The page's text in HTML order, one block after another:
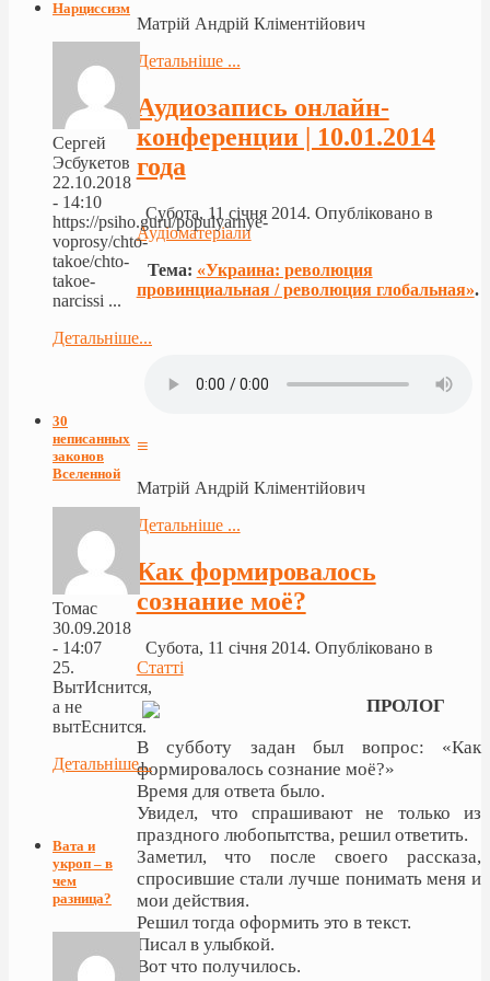
Матрій Андрій Кліментійович
Детальніше ...
Аудиозапись онлайн-
конференции | 10.01.2014
года
Субота, 11 січня 2014. Опубліковано в
Аудіоматеріали
Тема: «Украина: революция
провинциальная / революция глобальная».
≡
Матрій Андрій Кліментійович
Детальніше ...
Как формировалось
сознание моё?
Субота, 11 січня 2014. Опубліковано в
Статті
ПРОЛОГ
В субботу задан был вопрос: «Как
формировалось сознание моё?»
Время для ответа было.
Увидел, что спрашивают не только из
праздного любопытства, решил ответить.
Заметил, что после своего рассказа,
спросившие стали лучше понимать меня и
мои действия.
Решил тогда оформить это в текст.
Писал в улыбкой.
Вот что получилось.
Нарциссизм
Сергей
Эсбукетов
22.10.2018
- 14:10
https://psiho.guru/populyarnye-
voprosy/chto-
takoe/chto-
takoe-
narcissi ...
Детальніше...
30
неписанных
законов
Вселенной
Томас
30.09.2018
- 14:07
25.
ВытИснится,
а не
вытЕснится.
Детальніше...
Вата и
укроп – в
чем
разница?